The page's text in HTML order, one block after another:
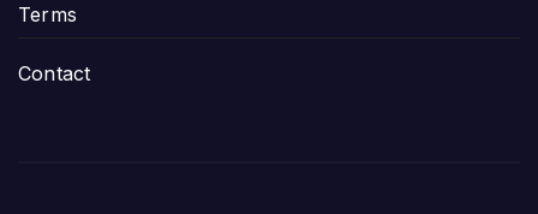
Terms
Contact